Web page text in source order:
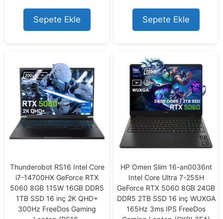
Sepete Ekle
t
o
f
5
Sepete Ekle
Thunderobot RS16 Intel Core
i7-14700HX GeForce RTX
5060 8GB 115W 16GB DDR5
1TB SSD 16 inç 2K QHD+
300Hz FreeDos Gaming
HP Omen Slim 16-an0036nt
Intel Core Ultra 7-255H
GeForce RTX 5060 8GB 24GB
DDR5 2TB SSD 16 inç WUXGA
165Hz 3ms IPS FreeDos